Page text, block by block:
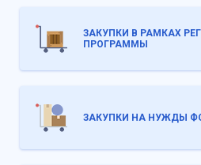
ЗАКУПКИ В РАМКАХ
ПРОГРАММЫ
ЗАКУПКИ НА НУЖДЫ